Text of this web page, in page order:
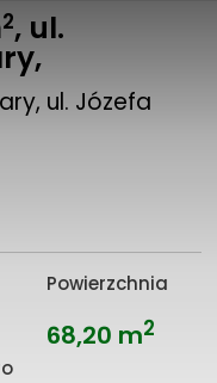
2, ul.
ul. Józefa
Powierzchnia
68,20 m2